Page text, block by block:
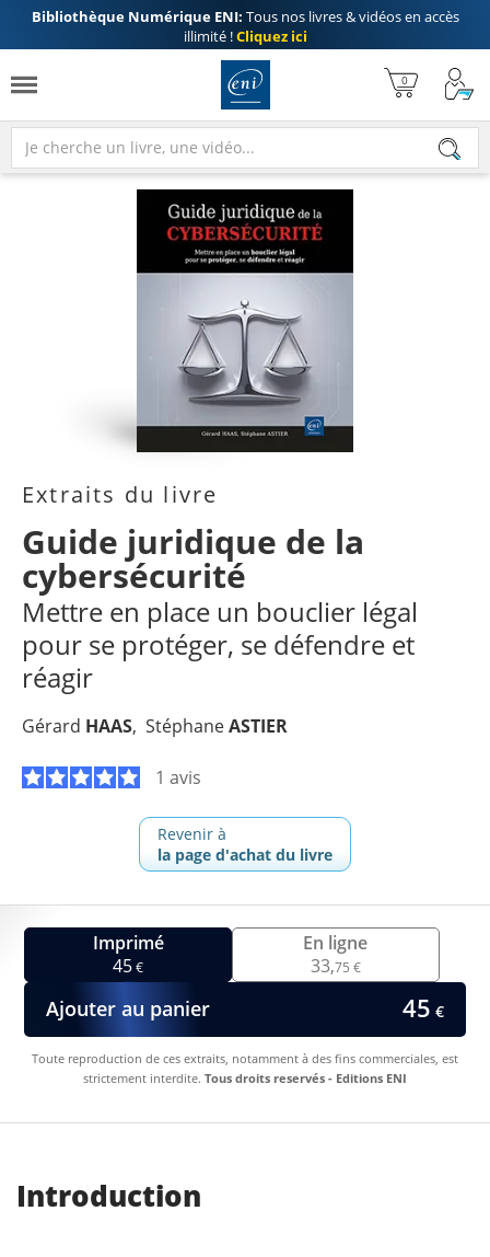
Bibliothèque Numérique ENI: Tous nos livres & vidéos en accès
illimité !Cliquez ici
Extraits du livre
Guide juridique de la
cybersécurité
Mettre en place un bouclier légal
pour se protéger, se défendre et
réagir
Gérard HAAS StéphaneASTIER
1 avis
Revenir à
la page d'achat du livre
Imprimé
45€
En ligne
33,75 €
Ajouter au panier 45 €
Toute reproduction de ces extraits, notamment à des fins commerciales, est
strictement interdite. Tous droits reservés - Editions ENI
Introduction